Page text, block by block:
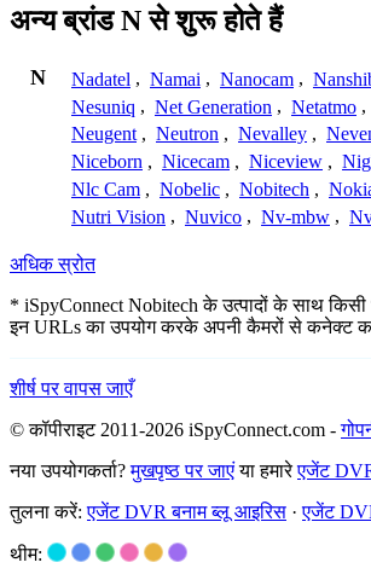
अन्य ब्रांड N से शुरू होते हैं
N Nadatel , Namai , Nanocam ,
Nesuniq , Net Generation , Netatmo ,
Neugent , Neutron , Nevalley ,
Niceborn , Nicecam , Niceview ,
Nlc Cam , Nobelic , Nobitech ,
Nutri Vision , Nuvico , Nv-mbw ,
अधिक स्रोत
* iSpyConnect Nobitech के उत्पादों के साथ
इन URLs का उपयोग करके अपनी कैमरों से कनेक्ट
शीर्ष पर वापस जाएँ
© कॉपीराइट 2011-2026 iSpyConnect.com -
नया उपयोगकर्ता?मुखपृष्ठ पर जाएंया हमारेएजेंट DVR
तुलना करें:एजेंट DVR बनाम ब्लू आइरिस ·एजेंट
थीम: